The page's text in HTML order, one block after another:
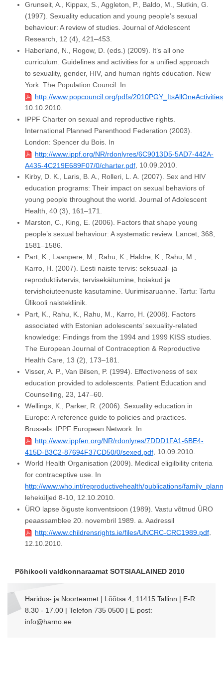
Grunseit, A., Kippax, S., Aggleton, P., Baldo, M., Slutkin, G.
(1997). Sexuality education and young people’s sexual
behaviour: A review of studies. Journal of Adolescent
Research, 12 (4), 421–453.
Haberland, N., Rogow, D. (eds.) (2009). It’s all one
curriculum. Guidelines and activities for a unified approach
to sexuality, gender, HIV, and human rights education. New
York: The Population Council. In
http://www.popcouncil.org/pdfs/
10.10.2010.
IPPF Charter on sexual and reproductive rights.
International Planned Parenthood Federation (2003).
London: Spencer du Bois. In
http://www.ippf.org/NR/rdonlyres/6C9013D5-5AD7-442A-
A435-4C219E689F07/0/charter.pdf , 10.09.2010.
Kirby, D. K., Laris, B. A., Rolleri, L. A. (2007). Sex and HIV
education programs: Their impact on sexual behaviors of
young people throughout the world. Journal of Adolescent
Health, 40 (3), 161–171.
Marston, C., King, E. (2006). Factors that shape young
people’s sexual behaviour: A systematic review. Lancet, 368,
1581–1586.
Part, K., Laanpere, M., Rahu, K., Haldre, K., Rahu, M.,
Karro, H. (2007). Eesti naiste tervis: seksuaal- ja
reproduktiivtervis, tervisekäitumine, hoiakud ja
tervishoiuteenuste kasutamine. Uurimisaruanne. Tartu: Tartu
Ülikooli naistekliinik.
Part, K., Rahu, K., Rahu, M., Karro, H. (2008). Factors
associated with Estonian adolescents’ sexuality-related
knowledge: Findings from the 1994 and 1999 KISS studies.
The European Journal of Contraception & Reproductive
Health Care, 13 (2), 173–181.
Visser, A. P., Van Bilsen, P. (1994). Effectiveness of sex
education provided to adolescents. Patient Education and
Counselling, 23, 147–60.
Wellings, K., Parker, R. (2006). Sexuality education in
Europe: A reference guide to policies and practices.
Brussels: IPPF European Network. In
http://www.ippfen.org/NR/rdonlyres/7DDD1FA1-6BE4-
415D-B3C2-87694F37CD50/0/sexed.pdf , 10.09.2010.
World Health Organisation (2009). Medical eligilbility criteria
for contraceptive use. In
http://www.who.int/reproductivehealth/publications/
leheküljed 8-10, 12.10.2010.
ÜRO lapse õiguste konventsioon (1989). Vastu võtnud ÜRO
peaassamblee 20. novembril 1989. a. Aadressil
http://www.childrensrights.ie/files/UNCRC-CRC1989.pdf
12.10.2010.
Põhikooli valdkonnaraamat SOTSIAALAINED 2010
Haridus- ja Noorteamet | Lõõtsa 4, 11415 Tallinn | E-R
8.30 - 17.00 | Telefon 735 0500 | E-post:
info@harno.ee